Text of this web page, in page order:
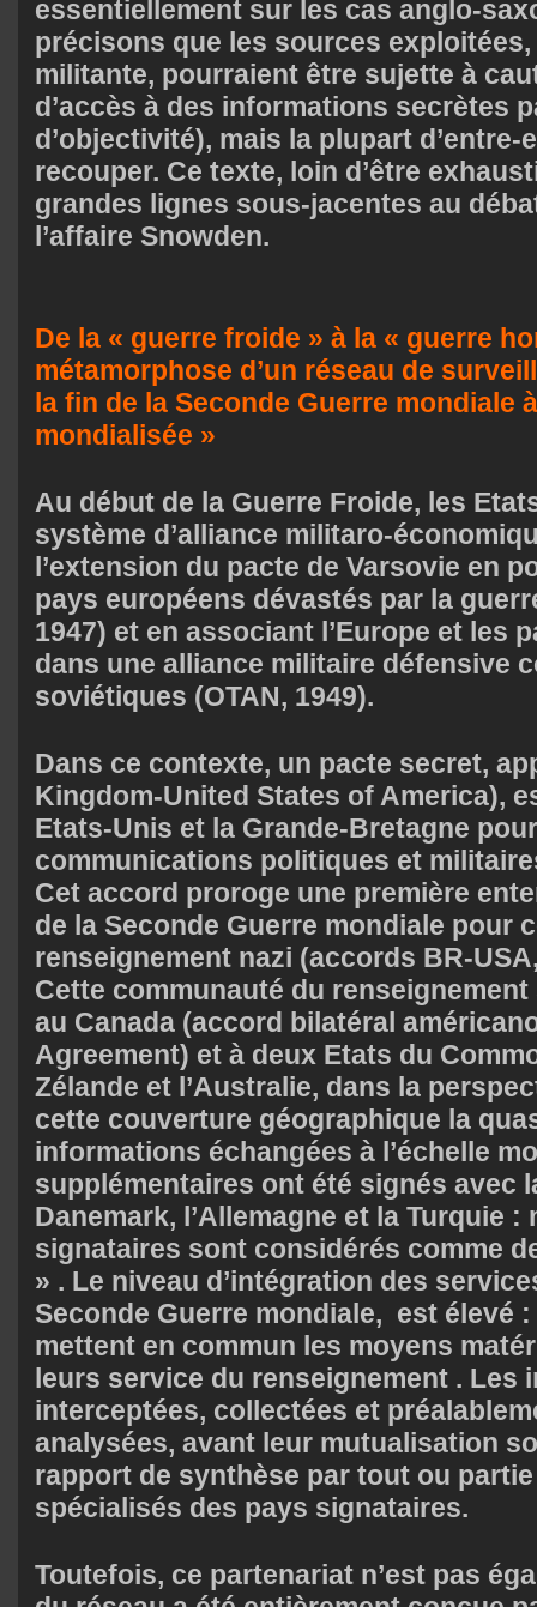
essentiellement sur les cas anglo-
précisons que les sources
militante, pourraient être sujette à
d’accès à des informations secrètes
d’objectivité), mais la plupart
recouper. Ce texte, loin d’être
grandes lignes sous-jacentes au
l’affaire Snowden.
De la « guerre froide » à la « guerre
métamorphose d’un réseau de
la fin de la Seconde Guerre mondiale
mondialisée »
Au début de la Guerre Froide, les
système d’alliance militaro-
l’extension du pacte de Varsovie en
pays européens dévastés par la
1947) et en associant l’Europe et les
dans une alliance militaire défensive
soviétiques (OTAN, 1949).
Dans ce contexte, un pacte secret,
Kingdom-United States of America),
Etats-Unis et la Grande-Bretagne
communications politiques et
Cet accord proroge une première
de la Seconde Guerre mondiale pour
renseignement nazi (accords BR-
Cette communauté du renseignement
au Canada (accord bilatéral
Agreement) et à deux Etats du
Zélande et l’Australie, dans la
cette couverture géographique la
informations échangées à l’échelle
supplémentaires ont été signés avec
Danemark, l’Allemagne et la Turquie
signataires sont considérés comme
» . Le niveau d’intégration des
Seconde Guerre mondiale, est élevé
mettent en commun les moyens
leurs service du renseignement . Les
interceptées, collectées et
analysées, avant leur mutualisation
rapport de synthèse par tout ou
spécialisés des pays signataires.
Toutefois, ce partenariat n’est pas